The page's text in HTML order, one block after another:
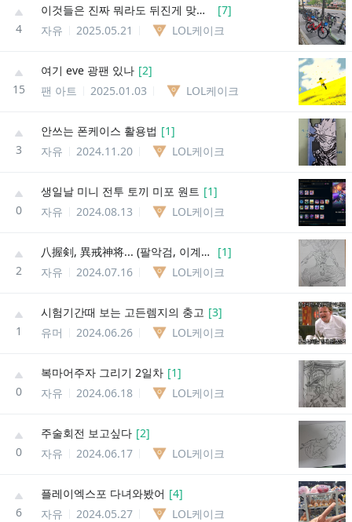
4
이것들은 진짜 뭐라도 뒤진게 맞는거 같은데 [7]
자유
2025.05.21 LOL케이크
15
여기 eve 광팬 있나 [2]
팬 아트
2025.01.03 LOL케이크
3
안쓰는 폰케이스 활용법 [1]
자유
2024.11.20 LOL케이크
0
생일날 미니 전투 토끼 미포 원트 [1]
자유
2024.08.13 LOL케이크
2
八握剣, 異戒神将... (팔악검, 이계신장...) [1]
자유
2024.07.16 LOL케이크
1
시험기간때 보는 고든렘지의 충고 [3]
유머
2024.06.26 LOL케이크
0
복마어주자 그리기 2일차 [1]
자유
2024.06.18 LOL케이크
0
주술회전 보고싶다 [2]
자유
2024.06.17 LOL케이크
6
플레이엑스포 다녀와봤어 [4]
자유
2024.05.27 LOL케이크